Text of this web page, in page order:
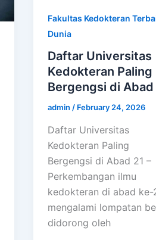
Fakultas Kedokteran
Dunia
Daftar Universitas
Kedokteran Paling
Bergengsi di Abad
admin/ February 24, 2026
Daftar Universitas
Kedokteran Paling
Bergengsi di Abad 21 –
Perkembangan ilmu
kedokteran di abad ke-
mengalami lompatan
didorong oleh